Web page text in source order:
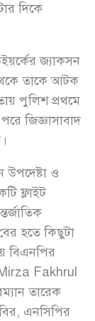
দিকে
জ্যাকসন
তাকে আটক
পুলিশ প্রথমে
জিজ্ঞাসাবাদ
ও
ফ্লাইট
হতে কিছুটা
বিএনপির
Fakhrul
তারেক
এনসিপির